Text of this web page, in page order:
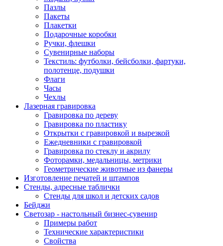
Пазлы
Пакеты
Плакетки
Подарочные коробки
Ручки, флешки
Сувенирные наборы
Текстиль: футболки, бейсболки, фартуки,
полотенце, подушки
Флаги
Часы
Чехлы
Лазерная гравировка
Гравировка по дереву
Гравировка по пластику
Открытки с гравировкой и вырезкой
Ежедневники с гравировкой
Гравировка по стеклу и акрилу
Фоторамки, медальницы, метрики
Геометрические животные из фанеры
Изготовление печатей и штампов
Стенды, адресные таблички
Стенды для школ и детских садов
Бейджи
Светозар - настольный бизнес-сувенир
Примеры работ
Технические характеристики
Свойства